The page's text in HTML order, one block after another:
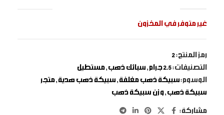
غير متوفر في المخزون
رمز المنتج:2
التصنيفات:2.5 جرام , سبائك ذهب , مستطيل
الوسوم:سبيكة ذهب مغلفة , سبيكة ذهب هدية , متجر
سبيكة ذهب , وزن سبيكة ذهب
مشاركة: